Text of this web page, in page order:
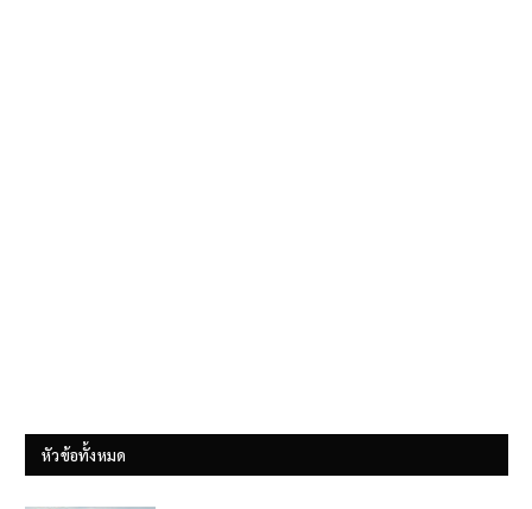
หัวข้อทั้งหมด